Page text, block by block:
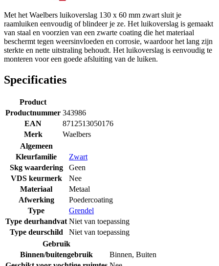
Met het Waelbers luikoverslag 130 x 60 mm zwart sluit je
raamluiken eenvoudig of blindeer je ze. Het luikoverslag is gemaakt
van staal en voorzien van een zwarte coating die het materiaal
beschermt tegen weersinvloeden en corrosie, waardoor het lang zijn
sterkte en nette uitstraling behoudt. Het luikoverslag is eenvoudig te
monteren voor een goede afsluiting van de luiken.
Specificaties
Product
Productnummer 343986
EAN
8712513050176
Merk
Waelbers
Algemeen
Kleurfamilie
Zwart
Skg waardering
Geen
VDS keurmerk
Nee
Materiaal
Metaal
Afwerking
Poedercoating
Type
Grendel
Type deurhandvat Niet van toepassing
Type deurschild
Niet van toepassing
Gebruik
Binnen/buitengebruik
Binnen, Buiten